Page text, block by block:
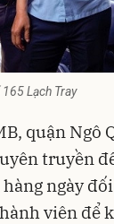
Lạch Tray
quận Ngô
truyền
ngày
viên để